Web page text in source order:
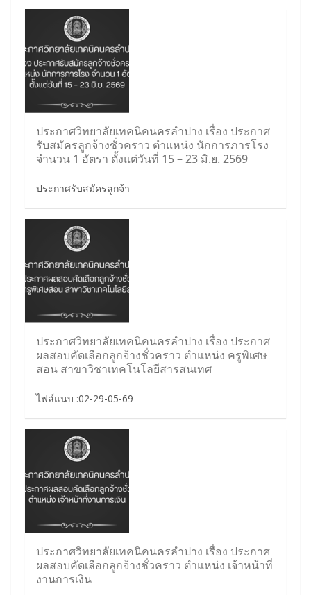
ประกาศวิทยาลัยเทคนิคนครลำปาง เรื่อง ประกาศ
รับสมัครลูกจ้างชั่วคราว ตำแหน่ง นักการภารโรง
จำนวน 1 อัตรา ตั้งแต่วันที่ 15 – 23 มิ.ย. 2569
ประกาศรับสมัครลูกจ้า
ประกาศวิทยาลัยเทคนิคนครลำปาง เรื่อง ประกาศ
ผลสอบคัดเลือกลูกจ้างชั่วคราว ตำแหน่ง ครูพิเศษ
สอน สาขาวิชาเทคโนโลยีสารสนเทศ
ไฟล์แนบ :02-29-05-69
ประกาศวิทยาลัยเทคนิคนครลำปาง เรื่อง ประกาศ
ผลสอบคัดเลือกลูกจ้างชั่วคราว ตำแหน่ง เจ้าหน้าที่
งานการเงิน